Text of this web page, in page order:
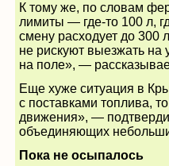
К тому же, по словам
лимиты — где-то 100 л,
смену расходует до 300
не рискуют выезжать на
на поле», —
Еще хуже ситуация в
с поставками топлива,
движения», —
объединяющих
Пока не осыпалось